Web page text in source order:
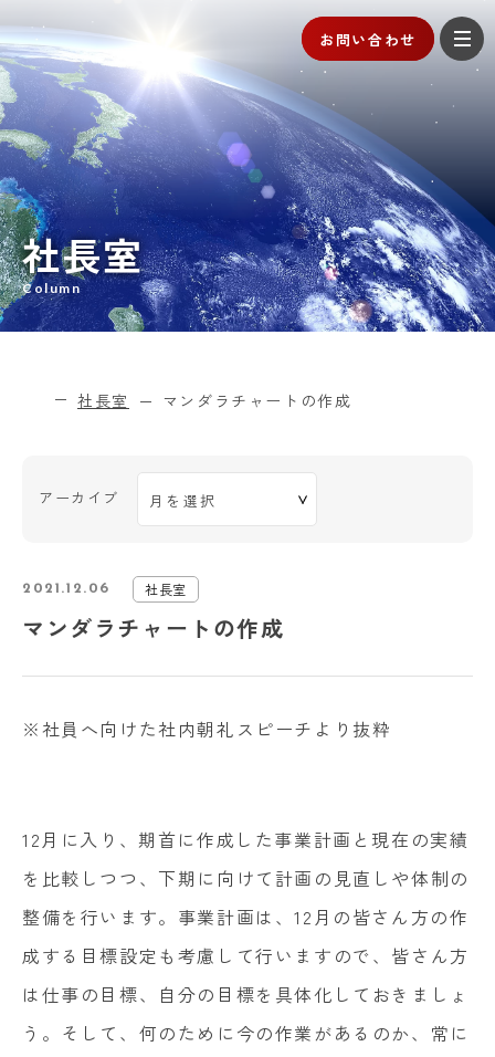
お問い合わせ
社長室
Column
社長室 マンダラチャートの作成
アーカイブ
2021.12.06 社長室
マンダラチャートの作成
※社員へ向けた社内朝礼スピーチより抜粋
12月に入り、期首に作成した事業計画と現在の実績
を比較しつつ、下期に向けて計画の見直しや体制の
整備を行います。事業計画は、12月の皆さん方の作
成する目標設定も考慮して行いますので、皆さん方
は仕事の目標、自分の目標を具体化しておきましょ
う。そして、何のために今の作業があるのか、常に